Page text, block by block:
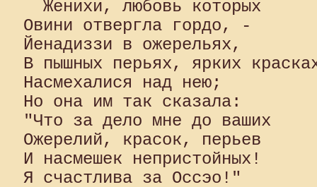
  Женихи, любовь которых
Овини отвергла гордо, -
Йенадиззи в ожерельях,
В пышных перьях, ярких
Насмехалися над нею;
Но она им так сказала:
"Что за дело мне до ваших
Ожерелий, красок, перьев
И насмешек непристойных!
Я счастлива за Оссэо!"